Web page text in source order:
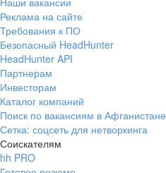
Реклама на сайте
Требования к ПО
Безопасный HeadHunter
HeadHunter API
Партнерам
Инвесторам
Каталог компаний
Поиск по вакансиям в Афганистане
Сетка: соцсеть для нетворкинга
Соискателям
hh PRO